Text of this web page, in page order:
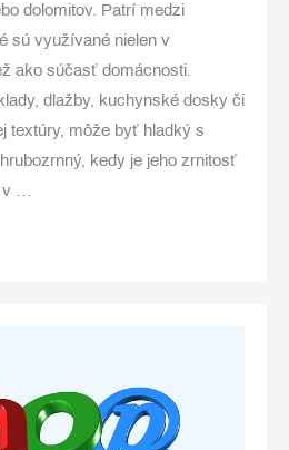
dolomitov. Patrí medzi
sú využívané nielen v
ako súčasť domácnosti.
dlažby, kuchynské dosky či
textúry, môže byť hladký s
kedy je jeho zrnitosť
v …